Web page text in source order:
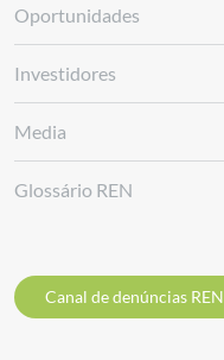
Oportunidades
Investidores
Media
Glossário REN
Canal de denúncias REN